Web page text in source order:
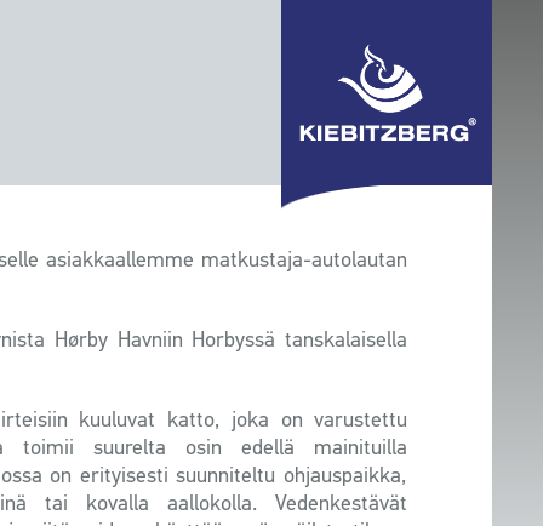
asiakkaallemme matkustaja-autolautan
Hørby Havniin Horbyssä tanskalaisella
kuuluvat katto, joka on varustettu
toimii suurelta osin edellä mainituilla
on erityisesti suunniteltu ohjauspaikka,
tai kovalla aallokolla. Vedenkestävät